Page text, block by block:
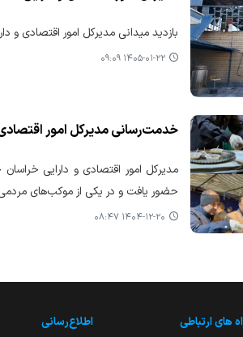
بازدید میدانی مدیرکل امور اقتصادی
۱۴۰۵-۰۱-۲۲ ۰۹:۰۹
خدمت‌رسانی مدیرکل امور
مدیرکل امور اقتصادی و دارایی
حضور یافت و در یکی از موکب‌های مردمی
۱۴۰۴-۱۲-۲۰ ۰۸:۴۷
های ارتباطی اطلاع‌رسانی